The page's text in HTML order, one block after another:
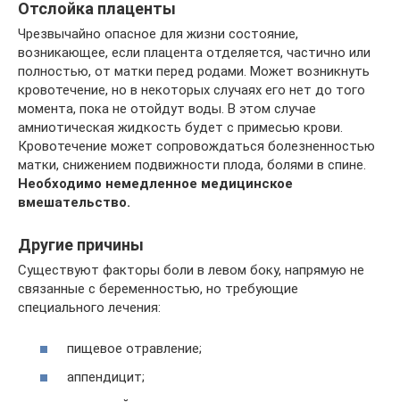
Отслойка плаценты
Чрезвычайно опасное для жизни состояние,
возникающее, если плацента отделяется, частично или
полностью, от матки перед родами. Может возникнуть
кровотечение, но в некоторых случаях его нет до того
момента, пока не отойдут воды. В этом случае
амниотическая жидкость будет с примесью крови.
Кровотечение может сопровождаться болезненностью
матки, снижением подвижности плода, болями в спине.
Необходимо немедленное медицинское
вмешательство.
Другие причины
Существуют факторы боли в левом боку, напрямую не
связанные с беременностью, но требующие
специального лечения:
пищевое отравление;
аппендицит;